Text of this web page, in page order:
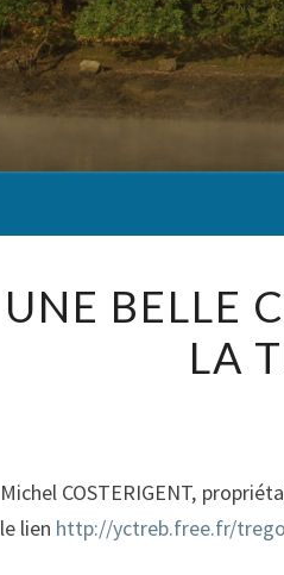
UNE BELLE
LA
Michel COSTERIGENT,
le lien http://yctreb.free.fr/